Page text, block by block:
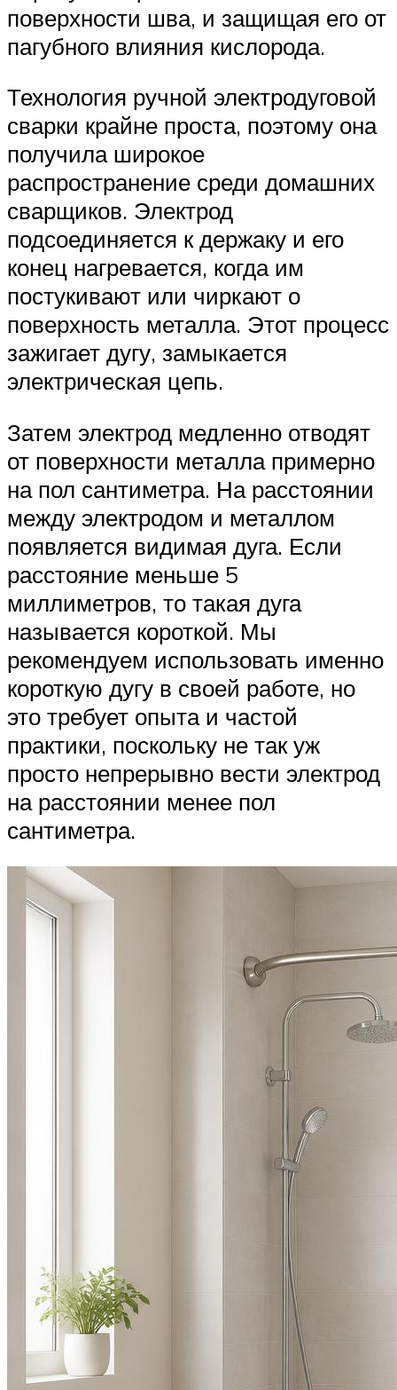
поверхности шва, и защищая его от
пагубного влияния кислорода.
Технология ручной электродуговой
сварки крайне проста, поэтому она
получила широкое
распространение среди домашних
сварщиков. Электрод
подсоединяется к держаку и его
конец нагревается, когда им
постукивают или чиркают о
поверхность металла. Этот процесс
зажигает дугу, замыкается
электрическая цепь.
Затем электрод медленно отводят
от поверхности металла примерно
на пол сантиметра. На расстоянии
между электродом и металлом
появляется видимая дуга. Если
расстояние меньше 5
миллиметров, то такая дуга
называется короткой. Мы
рекомендуем использовать именно
короткую дугу в своей работе, но
это требует опыта и частой
практики, поскольку не так уж
просто непрерывно вести электрод
на расстоянии менее пол
сантиметра.